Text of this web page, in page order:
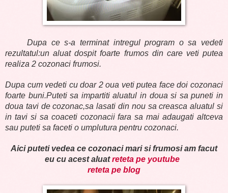
Dupa ce s-a terminat intregul program o sa vedeti
rezultatul:un aluat dospit foarte frumos din care veti putea
realiza 2 cozonaci frumosi.
Dupa cum vedeti cu doar 2 oua veti putea face doi cozonaci
foarte buni.Puteti sa impartiti aluatul in doua si sa puneti in
doua tavi de cozonac,sa lasati din nou sa creasca aluatul si
in tavi si sa coaceti cozonacii fara sa mai adaugati altceva
sau puteti sa faceti o umplutura pentru cozonaci.
Aici puteti vedea ce cozonaci mari si frumosi am facut
eu cu acest aluatreteta pe youtube
reteta pe blog